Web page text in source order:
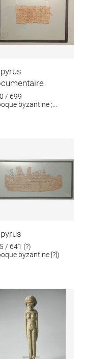
/ 699
byzantine ;
/ 641 (?)
byzantine [?])